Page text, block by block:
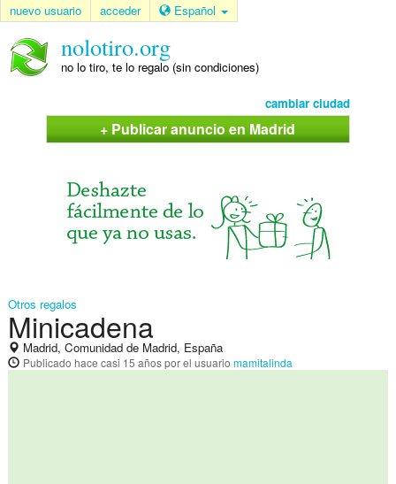
nuevo usuario acceder Español
nolotiro.org
no lo tiro, te lo regalo (sin condiciones)
cambiar ciudad
+ Publicar anuncio en Madrid
Otros regalos
Minicadena
Madrid, Comunidad de Madrid, España
Publicado hace casi 15 añospor el usuario mamitalinda